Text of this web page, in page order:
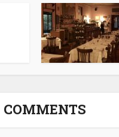
COMMENTS